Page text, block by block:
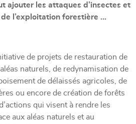
ajouter les attaques d’insectes et
l’exploitation forestière …
de projets de restauration de
naturels, de redynamisation de
de délaissés agricoles, de
ou encore de création de forêts
qui visent à rendre les
aux aléas naturels et au